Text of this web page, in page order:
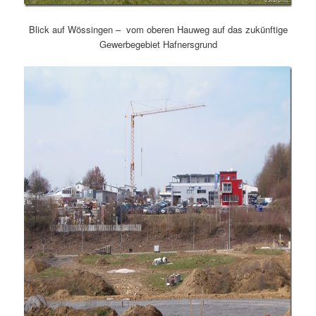
Blick auf Wössingen – vom oberen Hauweg auf das zukünftige
Gewerbegebiet Hafnersgrund